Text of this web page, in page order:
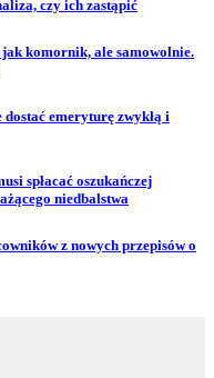
czy ich zastąpić
jak komornik, ale samowolnie.
dostać emeryturę zwykłą i
spłacać oszukańczej
niedbalstwa
z nowych przepisów o